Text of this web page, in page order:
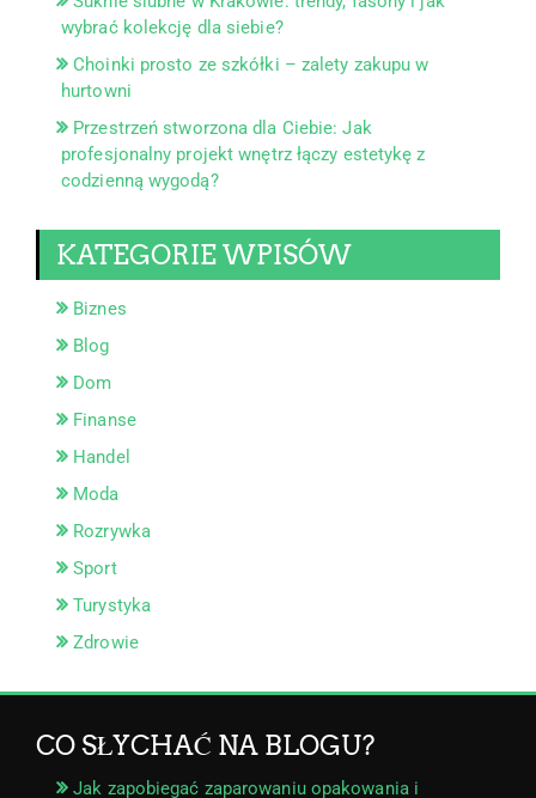
wybrać kolekcję dla siebie?
Choinki prosto ze szkółki – zalety zakupu w
hurtowni
Przestrzeń stworzona dla Ciebie: Jak
profesjonalny projekt wnętrz łączy estetykę z
codzienną wygodą?
KATEGORIE WPISÓW
Biznes
Blog
Dom
Finanse
Handel
Moda
Rozrywka
Sport
Turystyka
Zdrowie
CO SŁYCHAĆ NA BLOGU?
Jak zapobiegać zaparowaniu opakowania i